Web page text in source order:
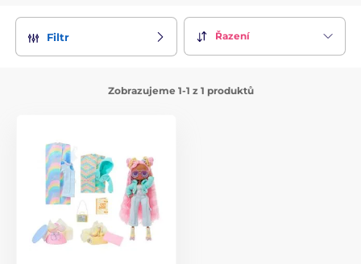
internetu a hledá cenné informace a názory na záhadnou
hračku. Rychle najde komentáře od ostatních rodičů a
identifikuje ty nejdůležitější.
Filtr Řazení
Zobrazujeme 1-1 z 1 produktů